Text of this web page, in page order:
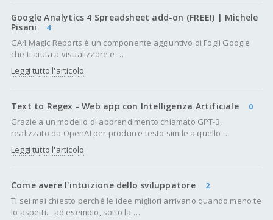
Google Analytics 4 Spreadsheet add-on (FREE!) | Michele
Pisani
4
GA4 Magic Reports è un componente aggiuntivo di Fogli Google
che ti aiuta a visualizzare e …
Leggi tutto l'articolo
Text to Regex - Web app con Intelligenza Artificiale
0
Grazie a un modello di apprendimento chiamato GPT-3,
realizzato da OpenAI per produrre testo simile a quello …
Leggi tutto l'articolo
Come avere l'intuizione dello sviluppatore
2
Ti sei mai chiesto perché le idee migliori arrivano quando meno te
lo aspetti... ad esempio, sotto la …